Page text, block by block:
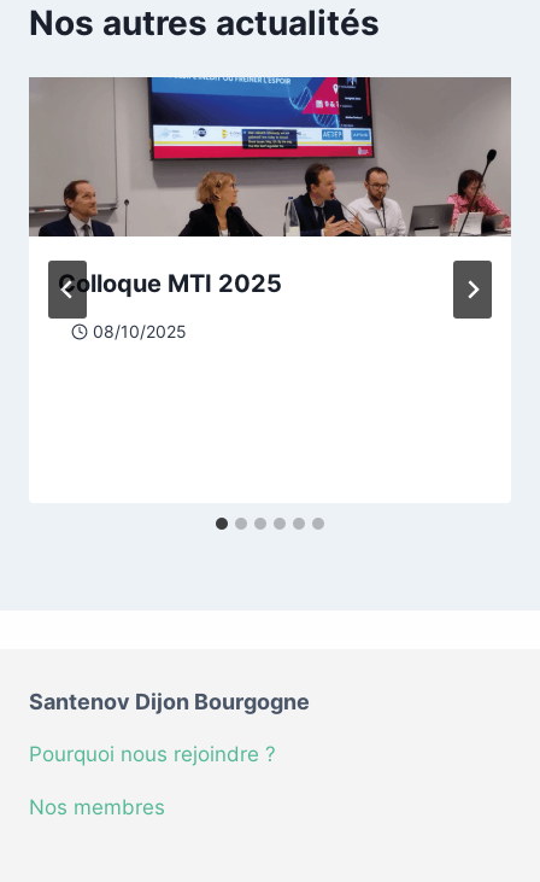
Nos autres actualités
Colloque MTI 2025
08/10/2025
Santenov Dijon Bourgogne
Pourquoi nous rejoindre ?
Nos membres